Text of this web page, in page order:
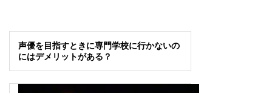
声優を目指すときに専門学校に行かないの
にはデメリットがある？